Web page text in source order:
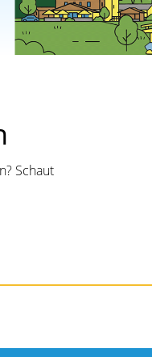
Schaut